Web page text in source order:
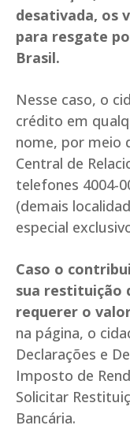
desativada, os
para resgate
Brasil.
Nesse caso, o
crédito em
nome, por meio
Central de
telefones 4004-
(demais
especial
Caso o
sua restituição
requerer o
na página, o
Declarações e
Imposto de
Solicitar
Bancária.